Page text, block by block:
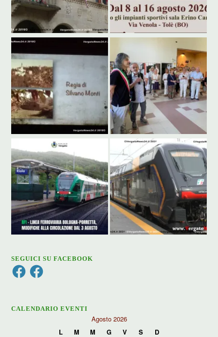
SEGUICI SU FACEBOOK
FacebookFacebook
CALENDARIO EVENTI
Agosto 2026
L
M M G V S
D